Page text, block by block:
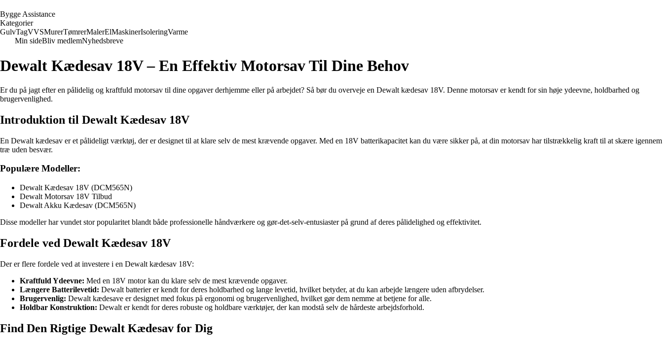
Bygge Assistance
Kategorier
GulvTagVVSMurerTømrerMalerElMaskinerIsoleringVarme
Min sideBliv medlemNyhedsbreve
Dewalt Kædesav 18V – En Effektiv Motorsav Til Dine Behov
Er du på jagt efter en pålidelig og kraftfuld motorsav til dine opgaver derhjemme eller på arbejdet? Så bør du overveje en Dewalt kædesav 18V. Denne motorsav er kendt for sin høje ydeevne, holdbarhed og
brugervenlighed.
Introduktion til Dewalt Kædesav 18V
En Dewalt kædesav er et pålideligt værktøj, der er designet til at klare selv de mest krævende opgaver. Med en 18V batterikapacitet kan du være sikker på, at din motorsav har tilstrækkelig kraft til at skære igennem
træ uden besvær.
Populære Modeller:
Dewalt Kædesav 18V (DCM565N)
Dewalt Motorsav 18V Tilbud
Dewalt Akku Kædesav (DCM565N)
Disse modeller har vundet stor popularitet blandt både professionelle håndværkere og gør-det-selv-entusiaster på grund af deres pålidelighed og effektivitet.
Fordele ved Dewalt Kædesav 18V
Der er flere fordele ved at investere i en Dewalt kædesav 18V:
Kraftfuld Ydeevne: Med en 18V motor kan du klare selv de mest krævende opgaver.
Længere Batterilevetid: Dewalt batterier er kendt for deres holdbarhed og lange levetid, hvilket betyder, at du kan arbejde længere uden afbrydelser.
Brugervenlig: Dewalt kædesave er designet med fokus på ergonomi og brugervenlighed, hvilket gør dem nemme at betjene for alle.
Holdbar Konstruktion: Dewalt er kendt for deres robuste og holdbare værktøjer, der kan modstå selv de hårdeste arbejdsforhold.
Find Den Rigtige Dewalt Kædesav for Dig